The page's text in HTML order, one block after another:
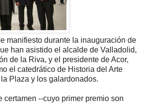
manifiesto durante la inauguración de
han asistido el alcalde de Valladolid,
de la Riva, y el presidente de Acor,
el catedrático de Historia del Arte
Plaza y los galardonados.
--cuyo primer premio son